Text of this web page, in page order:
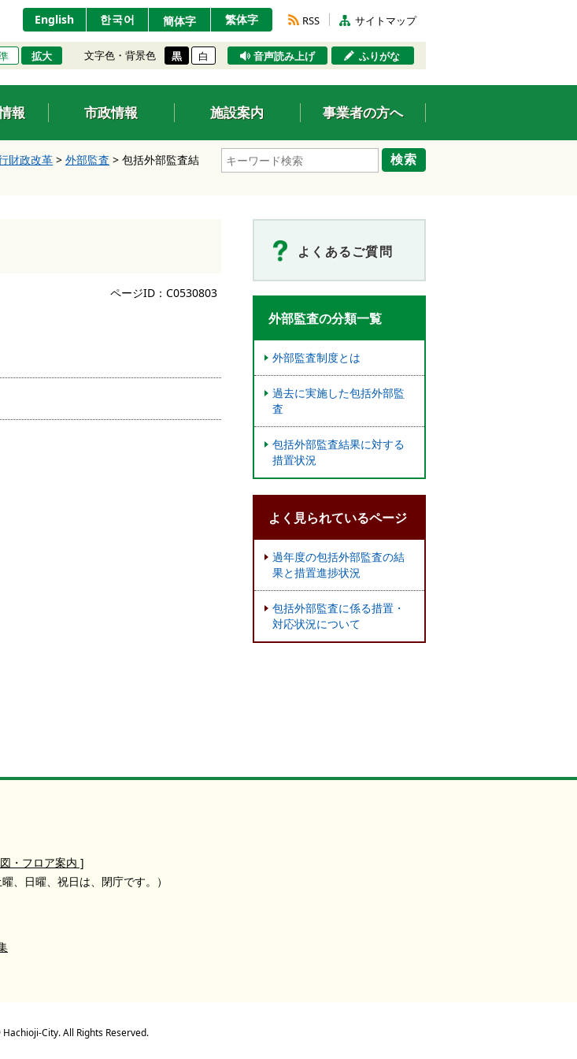
English 한국어 簡体字 繁体字 RSS サイトマップ
拡大 文字色・背景色 黒 白 音声読み上げ ふりがな
報 市政情報 施設案内 事業者の方へ
検索
財政改革 > 外部監査 > 包括外部監査結
ページID：C0530803
よくあるご質問
外部監査の分類一覧
外部監査制度とは
過去に実施した包括外部監
査
包括外部監査結果に対する
措置状況
よく見られているページ
過年度の包括外部監査の結
果と措置進捗状況
包括外部監査に係る措置・
対応状況について
・フロア案内 ]
曜、日曜、祝日は、閉庁です。）
City. All Rights Reserved.